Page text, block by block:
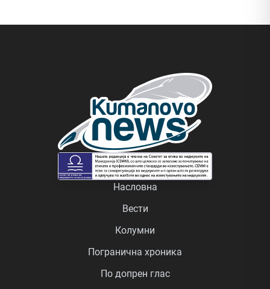
Насловна
Вести
Колумни
Погранична хроника
По допрен глас